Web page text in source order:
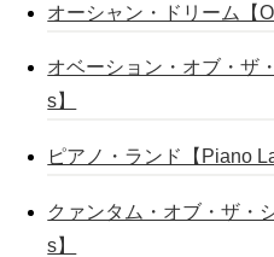
オーシャン・ドリーム【
オベーション・オブ・ザ
s】
ピアノ・ランド【Piano
クァンタム・オブ・ザ・
s】